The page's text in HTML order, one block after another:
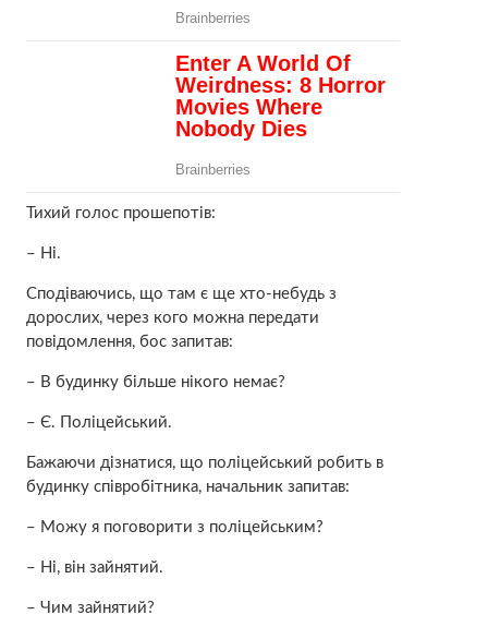
Тихий голос прошепотів:
– Ні.
Сподіваючись, що там є ще хто-небудь з
дорослих, через кого можна передати
повідомлення, бос запитав:
– В будинку більше нікого немає?
– Є. Поліцейський.
Бажаючи дізнатися, що поліцейський робить в
будинку співробітника, начальник запитав:
– Можу я поговорити з поліцейським?
– Ні, він зайнятий.
– Чим зайнятий?